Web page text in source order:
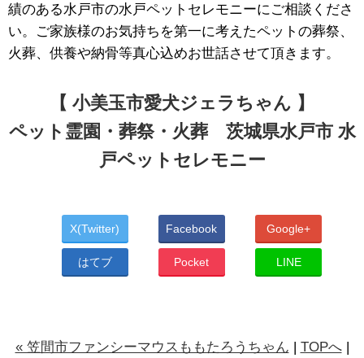
績のある水戸市の水戸ペットセレモニーにご相談くださ
い。ご家族様のお気持ちを第一に考えたペットの葬祭、
火葬、供養や納骨等真心込めお世話させて頂きます。
【 小美玉市愛犬ジェラちゃん 】
ペット霊園・葬祭・火葬 茨城県水戸市 水
戸ペットセレモニー
X(Twitter) Facebook Google+
はてブ Pocket LINE
« 笠間市ファンシーマウスももたろうちゃん | TOPへ|